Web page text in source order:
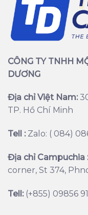
CÔNG TY TNHH
DƯƠNG
Địa chỉ Việt Nam:
TP. Hồ Chí Minh
Tell :Zalo: ( 084)
Địa chỉ Campuchia :
corner, St 374,
Tell:(+855) 09856